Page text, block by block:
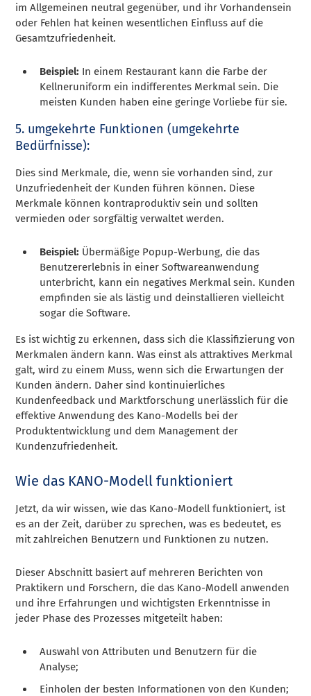
im Allgemeinen neutral gegenüber, und ihr Vorhandensein
oder Fehlen hat keinen wesentlichen Einfluss auf die
Gesamtzufriedenheit.
Beispiel: In einem Restaurant kann die Farbe der
Kellneruniform ein indifferentes Merkmal sein. Die
meisten Kunden haben eine geringe Vorliebe für sie.
5. umgekehrte Funktionen (umgekehrte
Bedürfnisse):
Dies sind Merkmale, die, wenn sie vorhanden sind, zur
Unzufriedenheit der Kunden führen können. Diese
Merkmale können kontraproduktiv sein und sollten
vermieden oder sorgfältig verwaltet werden.
Beispiel: Übermäßige Popup-Werbung, die das
Benutzererlebnis in einer Softwareanwendung
unterbricht, kann ein negatives Merkmal sein. Kunden
empfinden sie als lästig und deinstallieren vielleicht
sogar die Software.
Es ist wichtig zu erkennen, dass sich die Klassifizierung von
Merkmalen ändern kann. Was einst als attraktives Merkmal
galt, wird zu einem Muss, wenn sich die Erwartungen der
Kunden ändern. Daher sind kontinuierliches
Kundenfeedback und Marktforschung unerlässlich für die
effektive Anwendung des Kano-Modells bei der
Produktentwicklung und dem Management der
Kundenzufriedenheit.
Wie das KANO-Modell funktioniert
Jetzt, da wir wissen, wie das Kano-Modell funktioniert, ist
es an der Zeit, darüber zu sprechen, was es bedeutet, es
mit zahlreichen Benutzern und Funktionen zu nutzen.
Dieser Abschnitt basiert auf mehreren Berichten von
Praktikern und Forschern, die das Kano-Modell anwenden
und ihre Erfahrungen und wichtigsten Erkenntnisse in
jeder Phase des Prozesses mitgeteilt haben:
Auswahl von Attributen und Benutzern für die
Analyse;
Einholen der besten Informationen von den Kunden;